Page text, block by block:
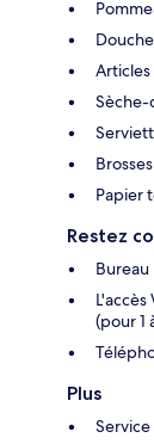
Douche
Sèche-
Papier
Restez
Bureau
(pour 1
Plus